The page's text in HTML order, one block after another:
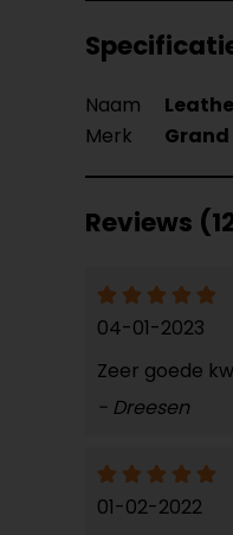
Naam
Merk
Reviews
04-01-2023
Zeer goede
- Dreesen
01-02-2022